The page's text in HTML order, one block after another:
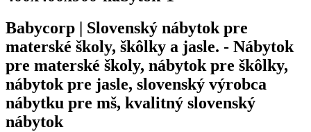
Babycorp | Slovenský nábytok pre
materské školy, škôlky a jasle. - Nábytok
pre materské školy, nábytok pre škôlky,
nábytok pre jasle, slovenský výrobca
nábytku pre mš, kvalitný slovenský
nábytok